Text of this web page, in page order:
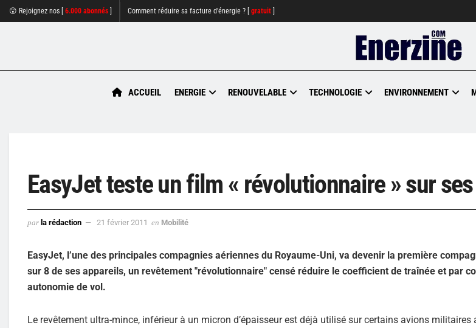
😮 Rejoignez nos [ 6.000 abonnés Comment réduire sa facture d'énergie ? [ gratuit
ACCUEIL ENERGIE RENOUVELABLE TECHNOLOGIE ENVIRONNEMENT
EasyJet teste un film « révolutionnaire » sur
par la rédaction 21 février 2011 en Mobilité
EasyJet, l’une des principales compagnies aériennes du Royaume-Uni, va devenir la première
sur 8 de ses appareils, un revêtement "révolutionnaire" censé réduire le coefficient de traînée et par
autonomie de vol.
Le revêtement ultra-mince, inférieur à un micron d’épaisseur est déjà utilisé sur certains avions militaires